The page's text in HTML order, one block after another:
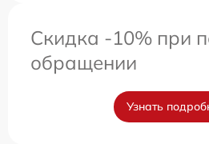
Скидка -10% при
обращении
Узнать